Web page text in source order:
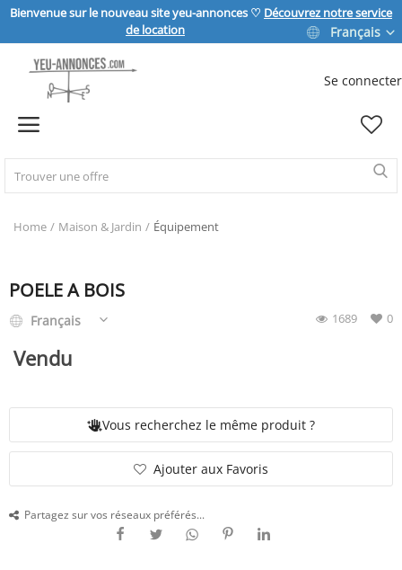
Bienvenue sur le nouveau site yeu-annonces ♡ Découvrez notre service
de location
Français
Se connecter
Home
IMMOBILIER
MAISON & JARDIN
ÉVÉNEMENT
Home Maison & Jardin Équipement
POELE A BOIS
0
1689
Français
Vendu
Vous recherchez le même produit ?
Ajouter aux Favoris
Partagez sur vos réseaux préférés...